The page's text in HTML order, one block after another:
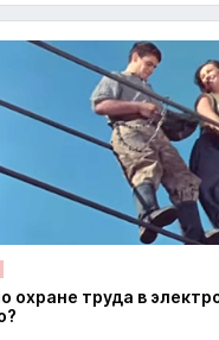
охране труда в